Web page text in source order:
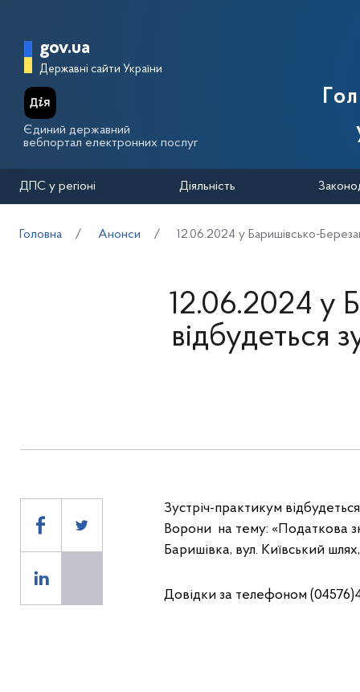
Головна сторінка Державної
gov.ua
Державні сайти України
Єдиний державний
вебпортал електронних послуг
ДПС у регіоні Діяльність
Головна Анонси 12.06.2024 у Баришівсько-
12.06.2024 у
відбудеться
Зустріч-практикум
Ворони на тему: «Податкова
Баришівка, вул. Київський
Довідки за телефоном